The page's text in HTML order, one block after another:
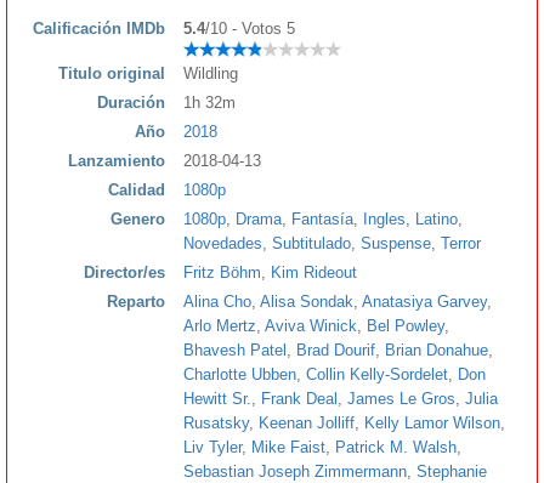
Calificación IMDb 5.4/10 - Votos 5
Titulo original
Wildling
Duración
1h 32m
Año
2018
Lanzamiento
2018-04-13
Calidad
1080p
Genero
1080p Drama Fantasía Ingles Latino
Novedades Subtitulado Suspense Terror
Director/es
Fritz Böhm
Kim Rideout
Reparto
Alina Cho Alisa Sondak Anatasiya Garvey,
Arlo Mertz Aviva Winick Bel Powley,
Bhavesh Patel
Brad Dourif Brian Donahue
Charlotte Ubben Collin Kelly-Sordelet
Don
Hewitt Sr.
Frank Deal James Le Gros Julia
Rusatsky, Keenan Jolliff Kelly Lamor Wilson
Liv Tyler, Mike Faist Patrick M. Walsh
Sebastian Joseph Zimmermann Stephanie